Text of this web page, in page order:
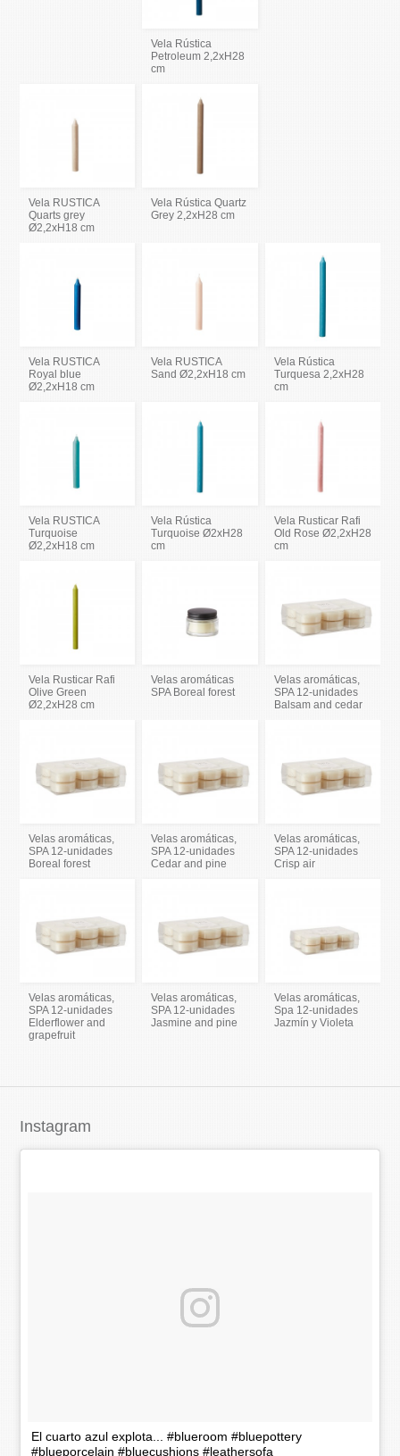
Vela Rústica
Petroleum 2,2xH28
cm
Vela RUSTICA
Quarts grey
Ø2,2xH18 cm
Vela Rústica Quartz
Grey 2,2xH28 cm
Vela RUSTICA
Royal blue
Ø2,2xH18 cm
Vela RUSTICA
Sand Ø2,2xH18 cm
Vela Rústica
Turquesa 2,2xH28
cm
Vela RUSTICA
Turquoise
Ø2,2xH18 cm
Vela Rústica
Turquoise Ø2xH28
cm
Vela Rusticar Rafi
Old Rose Ø2,2xH28
cm
Vela Rusticar Rafi
Olive Green
Ø2,2xH28 cm
Velas aromáticas
SPA Boreal forest
Velas aromáticas,
SPA 12-unidades
Balsam and cedar
Velas aromáticas,
SPA 12-unidades
Boreal forest
Velas aromáticas,
SPA 12-unidades
Cedar and pine
Velas aromáticas,
SPA 12-unidades
Crisp air
Velas aromáticas,
SPA 12-unidades
Elderflower and
grapefruit
Velas aromáticas,
SPA 12-unidades
Jasmine and pine
Velas aromáticas,
Spa 12-unidades
Jazmín y Violeta
Instagram
El cuarto azul explota... #blueroom #bluepottery
#blueporcelain #bluecushions #leathersofa